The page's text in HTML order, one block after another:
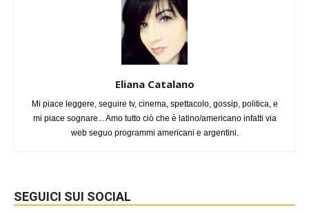
Eliana Catalano
Mi piace leggere, seguire tv, cinema, spettacolo, gossip, politica, e
mi piace sognare... Amo tutto ciò che è latino/americano infatti via
web seguo programmi americani e argentini.
SEGUICI SUI SOCIAL